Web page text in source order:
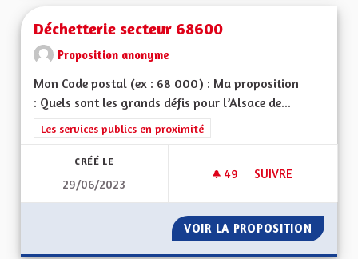
Déchetterie secteur 68600
Proposition anonyme
Mon Code postal (ex : 68 000) : Ma proposition
: Quels sont les grands défis pour l’Alsace de...
Filtrer les résultats de la catégorie : Les services publics en
Les services publics en proximité
CRÉÉ LE
29/06/2023
49 49 ABONNÉS
SUIVRE
VOIR LA PROPOSITION